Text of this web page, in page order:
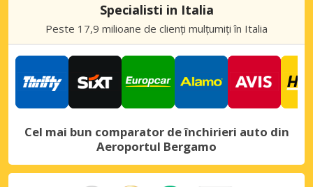
Specialisti in Italia
Peste 17,9 milioane de clienți mulțumiți în Italia
Cel mai bun comparator de închirieri auto din
Aeroportul Bergamo